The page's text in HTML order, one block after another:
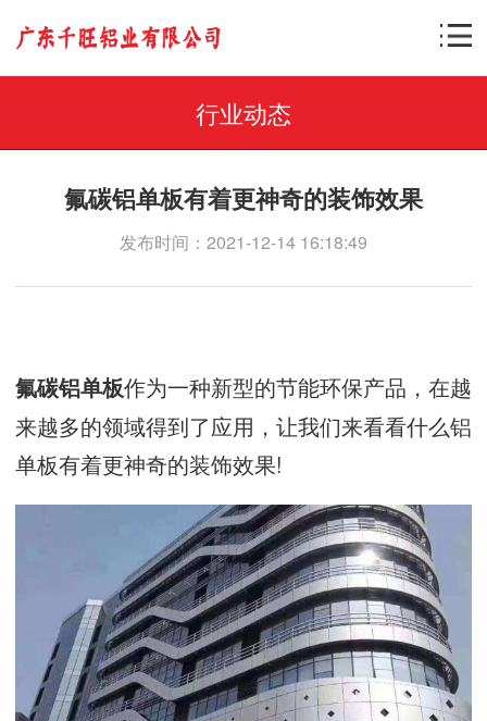
行业动态
氟碳铝单板有着更神奇的装饰效果
发布时间：2021-12-14 16:18:49
氟碳铝单板作为一种新型的节能环保产品，在越
来越多的领域得到了应用，让我们来看看什么铝
单板有着更神奇的装饰效果!